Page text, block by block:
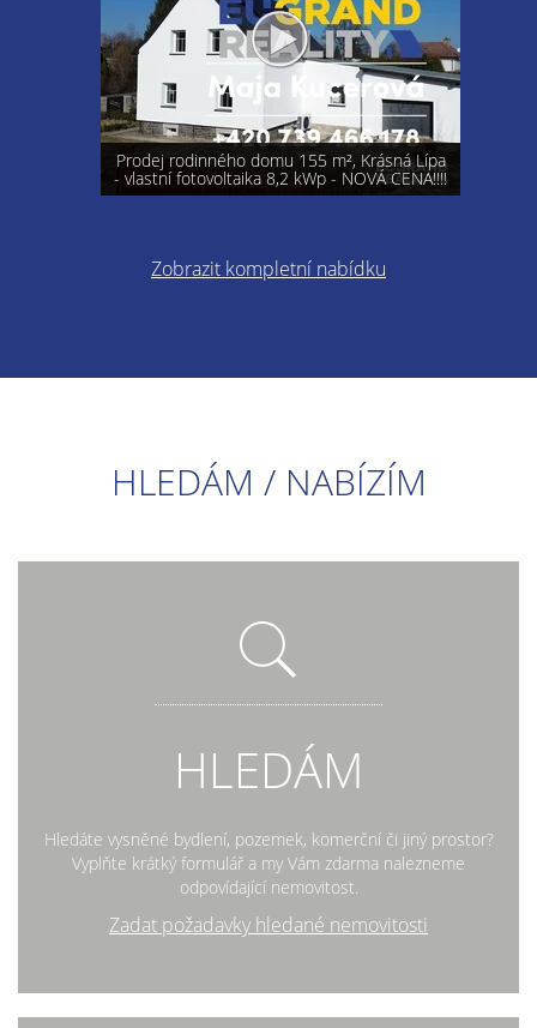
Prodej rodinného domu 155 m², Krásná Lípa
- vlastní fotovoltaika 8,2 kWp - NOVÁ CENA!!!!
Zobrazit kompletní nabídku
HLEDÁM / NABÍZÍM
HLEDÁM
Hledáte vysněné bydlení, pozemek, komerční či jiný prostor?
Vyplňte krátký formulář a my Vám zdarma nalezneme
odpovídající nemovitost.
Zadat požadavky hledané nemovitosti